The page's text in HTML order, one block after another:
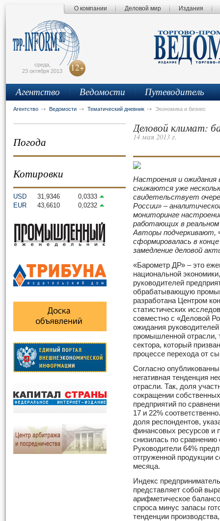
О компании Деловой мир Издания
среда,
23 октября 2013
12+
Агентство Ведомости Путеводитель
Агентство Ведомости Тематический дневник Экономика и бизнес
Погода
Котировки
USD 31,9346
0,0333
EUR
43,6610 0,0232
Деловой климат:
14 мая 2013 г.
Настроения и ожидания
снижаются уже
свидетельствует
России» –
мониторинге
работающих в реальном
Авторы подчеркивают,
сформировалась в
замедление деловой
«Барометр ДР» – это
национальной
руководителей
обрабатывающую
разработана Центром
статистических
совместно с «Деловой
ожидания
промышленной отрасли,
сектора, который
процессе перехода от
Согласно
негативная тенденция
отрасли. Так, доля
сокращении
предприятий по
17 и 22%
доля респондентов,
финансовых ресурсов и
снизилась по
Руководители 64%
отгруженной продукции
месяца.
Индекс
представляет собой
арифметическое
спроса минус запасы
тенденции